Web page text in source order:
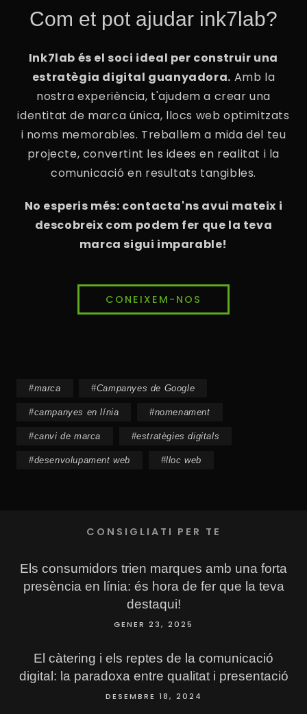
Com et pot ajudar ink7lab?
Ink7lab és el soci ideal per construir una
estratègia digital guanyadora. Amb la
nostra experiència, t'ajudem a crear una
identitat de marca única, llocs web optimitzats
i noms memorables. Treballem a mida del teu
projecte, convertint les idees en realitat i la
comunicació en resultats tangibles.
No esperis més: contacta'ns avui mateix i
descobreix com podem fer que la teva
marca sigui imparable!
CONEIXEM-NOS
#marca #Campanyes de Google
#campanyes en línia #nomenament
#canvi de marca #estratègies digitals
#desenvolupament web #lloc web
CONSIGLIATI PER TE
Els consumidors trien marques amb una forta
presència en línia: és hora de fer que la teva
destaqui!
GENER 23, 2025
El càtering i els reptes de la comunicació
digital: la paradoxa entre qualitat i presentació
DESEMBRE 18, 2024